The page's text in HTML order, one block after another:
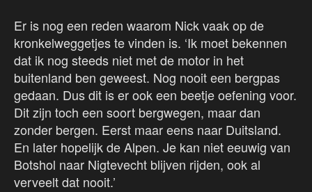
Er is nog een reden waarom Nick vaak op de
kronkelweggetjes te vinden is. ‘Ik moet bekennen
dat ik nog steeds niet met de motor in het
buitenland ben geweest. Nog nooit een bergpas
gedaan. Dus dit is er ook een beetje oefening voor.
Dit zijn toch een soort bergwegen, maar dan
zonder bergen. Eerst maar eens naar Duitsland.
En later hopelijk de Alpen. Je kan niet eeuwig van
Botshol naar Nigtevecht blijven rijden, ook al
verveelt dat nooit.’